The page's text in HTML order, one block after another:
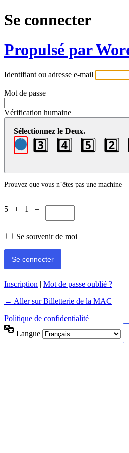
Se connecter
Propulsé par
Identifiant ou adresse e-mail
Mot de passe
Vérification humaine
Sélectionnez le Deux.
3️⃣ 4️⃣ 5️⃣ 2️⃣
Prouvez que vous n’êtes pas une machine
5 + 1 =
Se souvenir de moi
Inscription
Mot de passe oublié ?
← Aller sur Billetterie de la MAC
Politique de confidentialité
Langue